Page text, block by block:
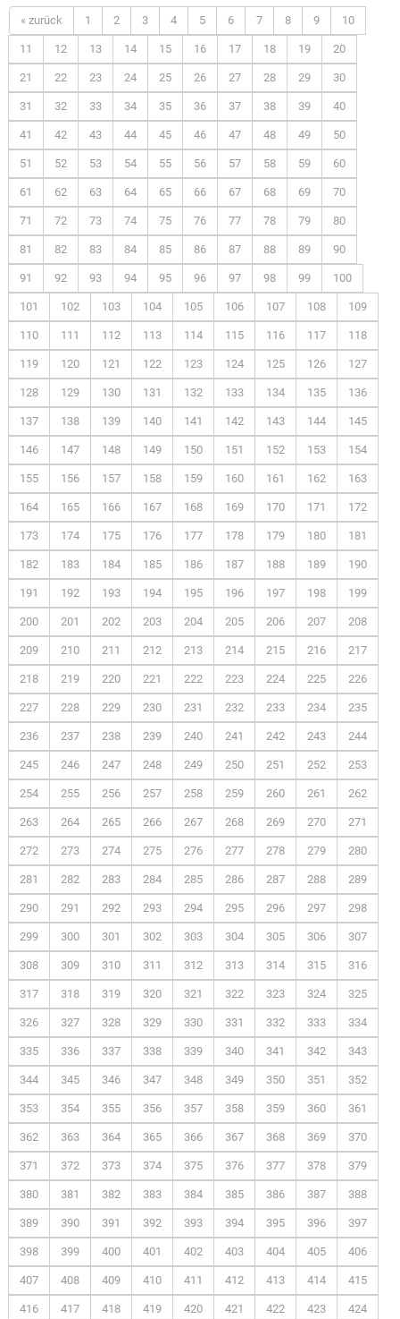
« zurück 1 2 3 4 5 6 7 8 9 10
11 12 13 14 15 16 17 18 19 20
21 22 23 24 25 26 27 28 29 30
31 32 33 34 35 36 37 38 39 40
41 42 43 44 45 46 47 48 49 50
51 52 53 54 55 56 57 58 59 60
61 62 63 64 65 66 67 68 69 70
71 72 73 74 75 76 77 78 79 80
81 82 83 84 85 86 87 88 89 90
91 92 93 94 95 96 97 98 99 100
101 102 103 104 105 106 107 108 109
110 111 112 113 114 115 116 117 118
119 120 121 122 123 124 125 126 127
128 129 130 131 132 133 134 135 136
137 138 139 140 141 142 143 144 145
146 147 148 149 150 151 152 153 154
155 156 157 158 159 160 161 162 163
164 165 166 167 168 169 170 171 172
173 174 175 176 177 178 179 180 181
182 183 184 185 186 187 188 189 190
191 192 193 194 195 196 197 198 199
200 201 202 203 204 205 206 207 208
209 210 211 212 213 214 215 216 217
218 219 220 221 222 223 224 225 226
227 228 229 230 231 232 233 234 235
236 237 238 239 240 241 242 243 244
245 246 247 248 249 250 251 252 253
254 255 256 257 258 259 260 261 262
263 264 265 266 267 268 269 270 271
272 273 274 275 276 277 278 279 280
281 282 283 284 285 286 287 288 289
290 291 292 293 294 295 296 297 298
299 300 301 302 303 304 305 306 307
308 309 310 311 312 313 314 315 316
317 318 319 320 321 322 323 324 325
326 327 328 329 330 331 332 333 334
335 336 337 338 339 340 341 342 343
344 345 346 347 348 349 350 351 352
353 354 355 356 357 358 359 360 361
362 363 364 365 366 367 368 369 370
371 372 373 374 375 376 377 378 379
380 381 382 383 384 385 386 387 388
389 390 391 392 393 394 395 396 397
398 399 400 401 402 403 404 405 406
407 408 409 410 411 412 413 414 415
416 417 418 419 420 421 422 423 424